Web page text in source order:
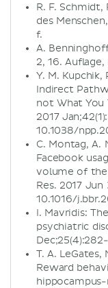
R. F. Schmidt,
des
f.
A.
2, 16.
Y. M. Kupchik,
Indirect
not What You
2017
10.1038/
C. Montag, A.
Facebook
volume of the
Res. 2017
10.1016/
I. Mavridis:
psychiatric
T. A. LeGates,
Reward
hippocampus-